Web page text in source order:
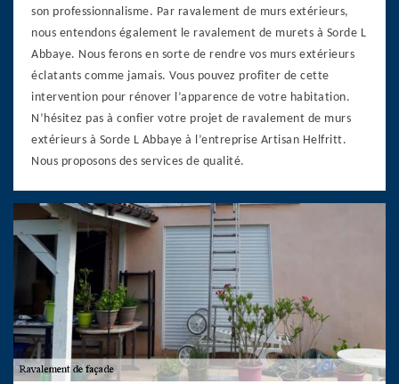
son professionnalisme. Par ravalement de murs extérieurs,
nous entendons également le ravalement de murets à Sorde L
Abbaye. Nous ferons en sorte de rendre vos murs extérieurs
éclatants comme jamais. Vous pouvez profiter de cette
intervention pour rénover l’apparence de votre habitation.
N’hésitez pas à confier votre projet de ravalement de murs
extérieurs à Sorde L Abbaye à l’entreprise Artisan Helfritt.
Nous proposons des services de qualité.